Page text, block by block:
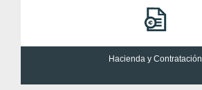
Hacienda y Contratación